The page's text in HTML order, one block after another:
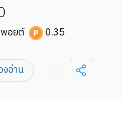
อยต์ 0.35
อ่าน